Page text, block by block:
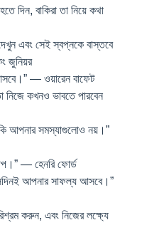
দিন, বাকিরা তা নিয়ে কথা
এবং সেই স্বপ্নকে বাস্তবে
জুনিয়র
— ওয়ারেন বাফেট
নিজে কখনও ভাবতে পারবেন
আপনার সমস্যাগুলোও নয়।”
— হেনরি ফোর্ড
আপনার সাফল্য আসবে।”
করুন, এবং নিজের লক্ষ্যে